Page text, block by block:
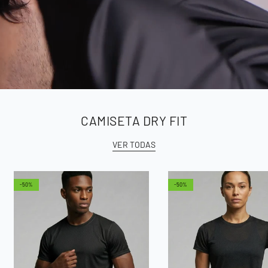
CAMISETA DRY FIT
VER TODAS
-50% -50%